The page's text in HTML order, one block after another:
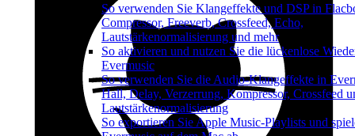
So verwenden Sie Klangeffekte und DSP in
Compressor, Freeverb, Crossfeed, Echo,
Lautstärkenormalisierung und mehr
So aktivieren und nutzen Sie die lückenlose
Evermusic
So verwenden Sie die Audio-Klangeffekte in
Hall, Delay, Verzerrung, Kompressor, Crossfeed
Lautstärkenormalisierung
So exportieren Sie Apple Music-Playlists und